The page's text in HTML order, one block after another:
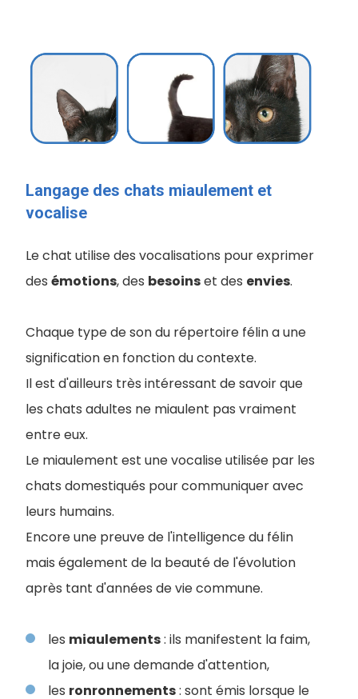
Langage des chats miaulement et
vocalise
Le chat utilise des vocalisations pour exprimer
des émotions, des besoinset des envies.
Chaque type de son du répertoire félin a une
signification en fonction du contexte.
Il est d'ailleurs très intéressant de savoir que
les chats adultes ne miaulent pas vraiment
entre eux.
Le miaulement est une vocalise utilisée par les
chats domestiqués pour communiquer avec
leurs humains.
Encore une preuve de l'intelligence du félin
mais également de la beauté de l'évolution
après tant d'années de vie commune.
les miaulements: ils manifestent la faim,
la joie, ou une demande d'attention,
les ronronnements: sont émis lorsque le